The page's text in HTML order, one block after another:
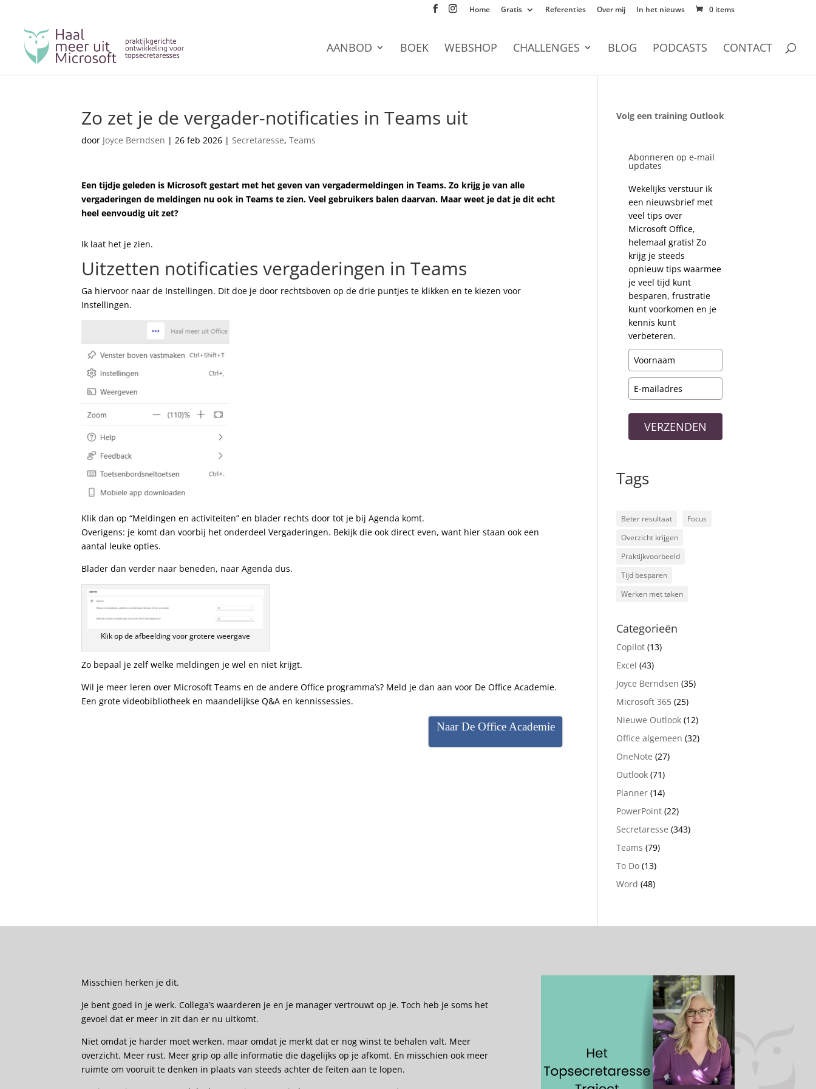
Home Gratis Referenties Over mij In het nieuws 0 items
AANBOD BOEK WEBSHOP CHALLENGES BLOG PODCASTS CONTACT
Zo zet je de vergader-notificaties in Teams uit
door Joyce Berndsen |26 feb 2026 |Secretaresse,Teams
Een tijdje geleden is Microsoft gestart met het geven van vergadermeldingen in Teams. Zo krijg je van alle
vergaderingen de meldingen nu ook in Teams te zien. Veel gebruikers balen daarvan. Maar weet je dat je dit echt
heel eenvoudig uit zet?
Ik laat het je zien.
Uitzetten notificaties vergaderingen in Teams
Ga hiervoor naar de Instellingen. Dit doe je door rechtsboven op de drie puntjes te klikken en te kiezen voor
Instellingen.
Klik dan op “Meldingen en activiteiten” en blader rechts door tot je bij Agenda komt.
Overigens: je komt dan voorbij het onderdeel Vergaderingen. Bekijk die ook direct even, want hier staan ook een
aantal leuke opties.
Blader dan verder naar beneden, naar Agenda dus.
Klik op de afbeelding voor grotere weergave
Zo bepaal je zelf welke meldingen je wel en niet krijgt.
Wil je meer leren over Microsoft Teams en de andere Office programma’s? Meld je dan aan voor De Office Academie.
Een grote videobibliotheek en maandelijkse Q&A en kennissessies.
Naar De Office Academie
Volg een training Outlook
Abonneren op e-mail
updates
Wekelijks verstuur ik
een nieuwsbrief met
veel tips over
Microsoft Office,
helemaal gratis! Zo
krijg je steeds
opnieuw tips waarmee
je veel tijd kunt
besparen, frustratie
kunt voorkomen en je
kennis kunt
verbeteren.
VERZENDEN
Tags
Beter resultaat
Focus
Overzicht krijgen
Praktijkvoorbeeld
Tijd besparen
Werken met taken
Categorieën
Copilot (13)
Excel (43)
Joyce Berndsen (35)
Microsoft 365 (25)
Nieuwe Outlook (12)
Office algemeen (32)
OneNote (27)
Outlook (71)
Planner (14)
PowerPoint (22)
Secretaresse (343)
Teams (79)
To Do (13)
Word (48)
Misschien herken je dit.
Je bent goed in je werk. Collega’s waarderen je en je manager vertrouwt op je. Toch heb je soms het
gevoel dat er meer in zit dan er nu uitkomt.
Niet omdat je harder moet werken, maar omdat je merkt dat er nog winst te behalen valt. Meer
overzicht. Meer rust. Meer grip op alle informatie die dagelijks op je afkomt. En misschien ook meer
ruimte om vooruit te denken in plaats van steeds achter de feiten aan te lopen.